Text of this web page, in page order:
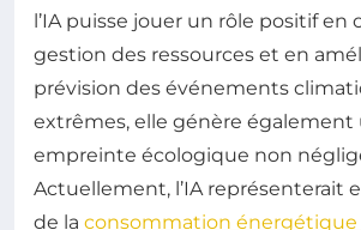
l’IA puisse jouer un rôle positif en
gestion des ressources et en
prévision des événements
extrêmes, elle génère également
empreinte écologique non
Actuellement, l’IA représenterait
de la consommation énergétique